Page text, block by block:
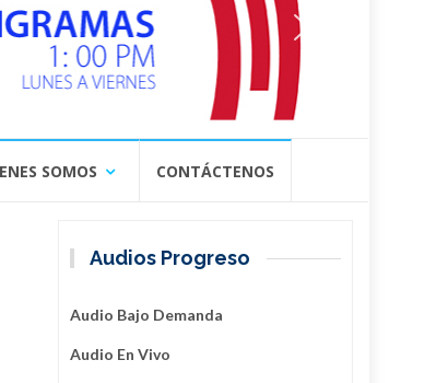
SOMOS CONTÁCTENOS
Audios Progreso
Audio Bajo Demanda
Audio En Vivo